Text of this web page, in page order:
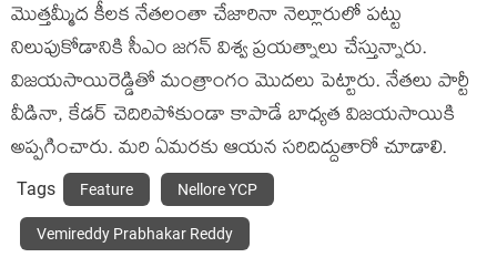
మొత్తమ్మీద కీలక నేతలంతా చేజారినా నెల్లూరులో పట్టు
నిలుపుకోడానికి సీఎం జగన్ విశ్వ ప్రయత్నాలు చేస్తున్నారు.
విజయసాయిరెడ్డితో మంత్రాంగం మొదలు పెట్టారు. నేతలు పార్టీ
వీడినా, కేడర్ చెదిరిపోకుండా కాపాడే బాధ్యత విజయసాయికి
అప్పగించారు. మ‌రి ఏమ‌ర‌కు ఆయ‌న స‌రిదిద్దుతారో చూడాలి.
Tags Feature Nellore YCP
Vemireddy Prabhakar Reddy